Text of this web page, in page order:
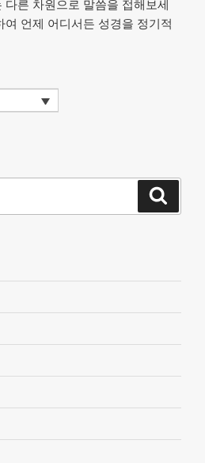
른 차원으로 말씀을 접해보세
여 언제 어디서든 성경을 정기적